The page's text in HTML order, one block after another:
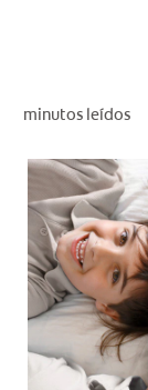
minutos leídos